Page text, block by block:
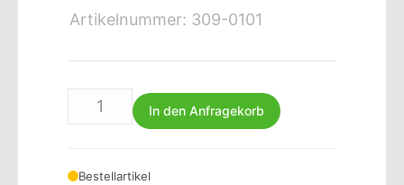
Artikelnummer: 309-0101
In den Anfragekorb
Bestellartikel